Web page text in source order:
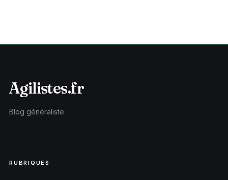
Agilistes.fr
Blog généraliste
RUBRIQUES